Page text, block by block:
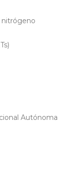
nitrógeno
Autónoma